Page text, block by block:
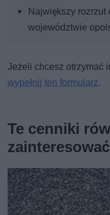
Największy rozrzut
województwie
Jeżeli chcesz otrzymać
wypełnij ten formularz.
Te cenniki
zainteresować